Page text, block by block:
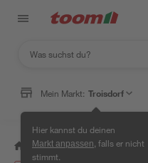
Mein Markt: Troisdorf
Hier kannst du deinen
Markt anpassen , falls er nicht
stimmt.
/ Garten & Freizeit /